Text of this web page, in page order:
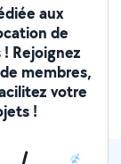
aux
de
Rejoignez
membres,
votre
!